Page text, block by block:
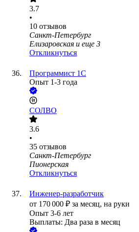
3.7
•
10 отзывов
Санкт-Петербург
Елизаровская и еще 3
Откликнуться
Программист 1C
Опыт 1-3 года
СОЛВО
3.6
•
35 отзывов
Санкт-Петербург
Пионерская
Откликнуться
Инженер-разработчик
от 170 000 ₽ за месяц, на руки
Опыт 3-6 лет
Выплаты: Два раза в месяц